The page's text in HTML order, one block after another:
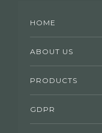
HOME
ABOUT US
PRODUCTS
GDPR